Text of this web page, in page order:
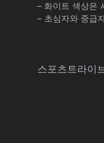
– 화이트 색상은
– 초심자와 중급
스포츠트라이